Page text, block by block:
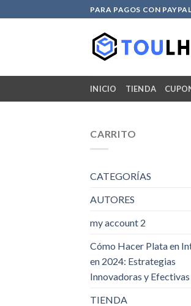
to
PARA PAGOS CON
INICIO TIENDA
CARRITO
CATEGORÍAS
AUTORES
my account 2
Cómo Hacer Plata en
en 2024: Estrategias
Innovadoras y Efectivas
TIENDA